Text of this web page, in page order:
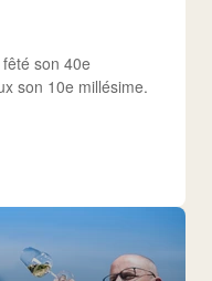
son 40e
son 10e millésime.